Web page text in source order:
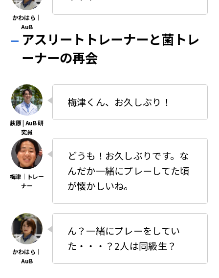
アスリートトレーナーと菌トレ
ーナーの再会
梅津くん、お久しぶり！
どうも！お久しぶりです。な
んだか一緒にプレーしてた頃
が懐かしいね。
ん？一緒にプレーをしてい
た・・・？2人は同級生？